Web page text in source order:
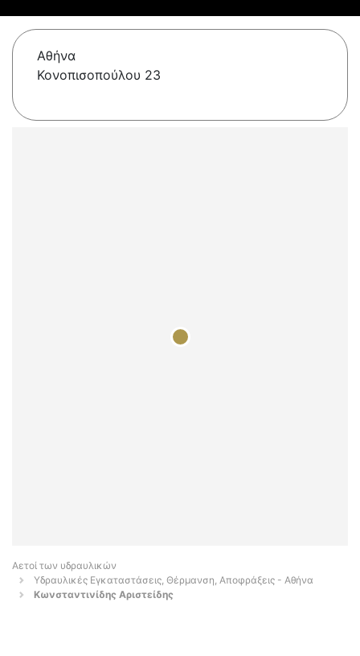
Αθήνα
Κονοπισοπούλου 23
Αετοί των υδραυλικών
Υδραυλικές Εγκαταστάσεις, Θέρμανση, Αποφράξεις - Αθήνα
Κωνσταντινίδης Αριστείδης